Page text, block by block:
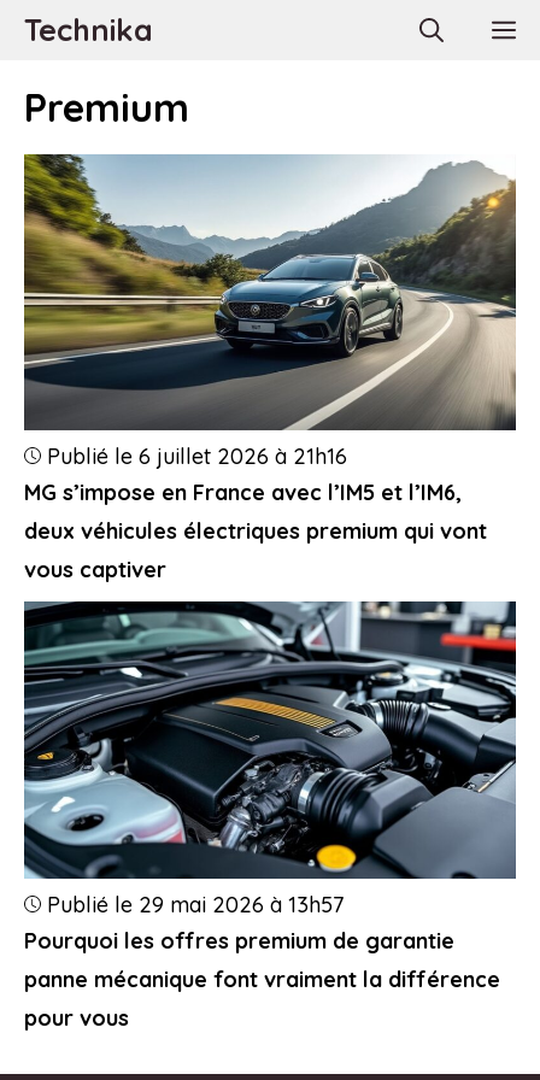
AllerTechnika
Premium
MG s’impose en France avec l’IM5 et l’IM6,
deux véhicules électriques premium qui vont
vous captiver
Publié le 6 juillet 2026 à 21h16
Pourquoi les offres premium de garantie
panne mécanique font vraiment la différence
pour vous
Publié le 29 mai 2026 à 13h57